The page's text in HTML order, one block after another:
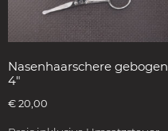
Nasenhaarschere gebogen
4″
€ 20,00